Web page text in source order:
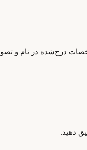
درج‌شده در نام و
دهید.